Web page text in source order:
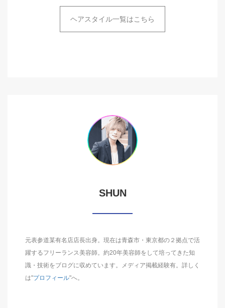
ヘアスタイル一覧はこちら
SHUN
元表参道某有名店店長出身。現在は青森市・東京都の２拠点で活
躍するフリーランス美容師。約20年美容師をして培ってきた知
識・技術をブログに収めています。メディア掲載経験有。詳しく
は"プロフィール"へ。